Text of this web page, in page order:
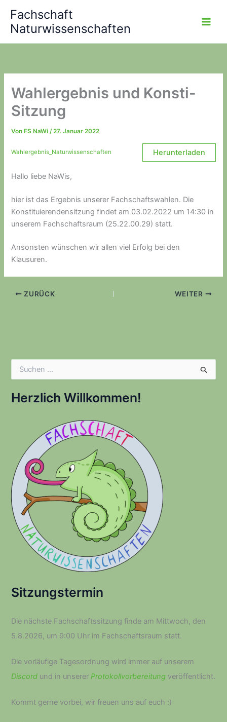
Inhalt
springen
Fachschaft
Naturwissenschaften
Wahlergebnis und Konsti-
Sitzung
Von FS NaWi/27. Januar 2022
Wahlergebnis_Naturwissenschaften Herunterladen
Hallo liebe NaWis,
hier ist das Ergebnis unserer Fachschaftswahlen. Die
Konstituierendensitzung findet am 03.02.2022 um 14:30 in
unserem Fachschaftsraum (25.22.00.29) statt.
Ansonsten wünschen wir allen viel Erfolg bei den
Klausuren.
ZURÜCK WEITER
h
eHerzlich Willkommen!
Sitzungstermin
Die nächste Fachschaftssitzung finde am Mittwoch, den
5.8.2026, um 9:00 Uhr im Fachschaftsraum statt.
Die vorläufige Tagesordnung wird immer auf unserem
Discord und in unsererProtokollvorbereitung veröffentlicht.
Kommt gerne vorbei, wir freuen uns auf euch :­)